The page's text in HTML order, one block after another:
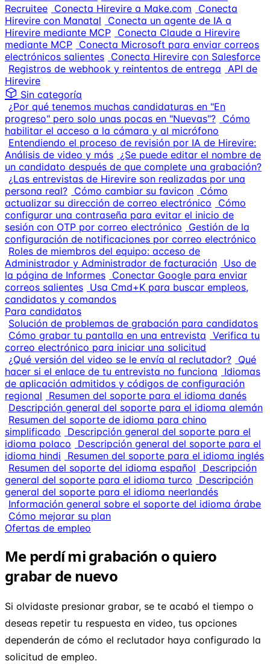
Recruitee Conecta Hirevire a Make.com
Conecta
Hirevire con Manatal
Conecta un agente de IA a
Hirevire mediante MCP Conecta Claude a Hirevire
mediante MCP Conecta Microsoft para enviar correos
electrónicos salientes Conecta Hirevire con Salesforce
Registros de webhook y reintentos de entrega API de
Hirevire
Sin categoría
¿Por qué tenemos muchas candidaturas en "En
progreso" pero solo unas pocas en "Nuevas"? Cómo
habilitar el acceso a la cámara y al micrófono
Entendiendo el proceso de revisión por IA de Hirevire:
Análisis de video y más ¿Se puede editar el nombre de
un candidato después de que complete una grabación?
¿Las entrevistas de Hirevire son realizadas por una
persona real? Cómo cambiar su favicon Cómo
actualizar su dirección de correo electrónico
Cómo
configurar una contraseña para evitar el inicio de
sesión con OTP por correo electrónico
Gestión de la
configuración de notificaciones por correo electrónico
Roles de miembros del equipo: acceso de
Administrador y Administrador de facturación Uso de
la página de Informes Conectar Google para enviar
correos salientes Usa Cmd+K para buscar empleos,
candidatos y comandos
Para candidatos
Solución de problemas de grabación para candidatos
Cómo grabar tu pantalla en una entrevista Verifica tu
correo electrónico para iniciar una solicitud
¿Qué versión del video se le envía al reclutador? Qué
hacer si el enlace de tu entrevista no funciona
Idiomas
de aplicación admitidos y códigos de configuración
regional
Resumen del soporte para el idioma danés
Descripción general del soporte para el idioma alemán
Resumen del soporte de idioma para chino
simplificado
Descripción general del soporte para el
idioma polaco
Descripción general del soporte para el
idioma hindi
Resumen del soporte para el idioma inglés
Resumen del soporte del idioma español
Descripción
general del soporte para el idioma turco
Descripción
general del soporte para el idioma neerlandés
Información general sobre el soporte del idioma árabe
Cómo mejorar su plan
Ofertas de empleo
Me perdí mi grabación o quiero
grabar de nuevo
Si olvidaste presionar grabar, se te acabó el tiempo o
deseas repetir tu respuesta en video, tus opciones
dependerán de cómo el reclutador haya configurado la
solicitud de empleo.